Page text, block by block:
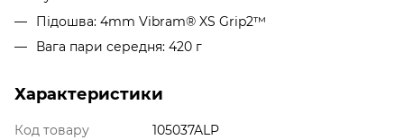
Підошва: 4mm Vibram® XS Grip2™
Вага пари середня: 420 г
Характеристики
Код товару
105037ALP